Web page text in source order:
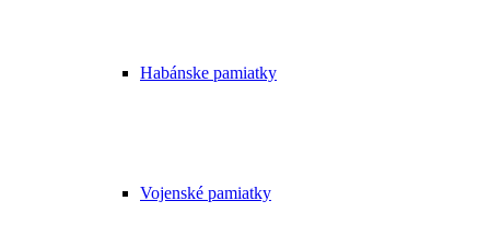
Habánske pamiatky
Vojenské pamiatky